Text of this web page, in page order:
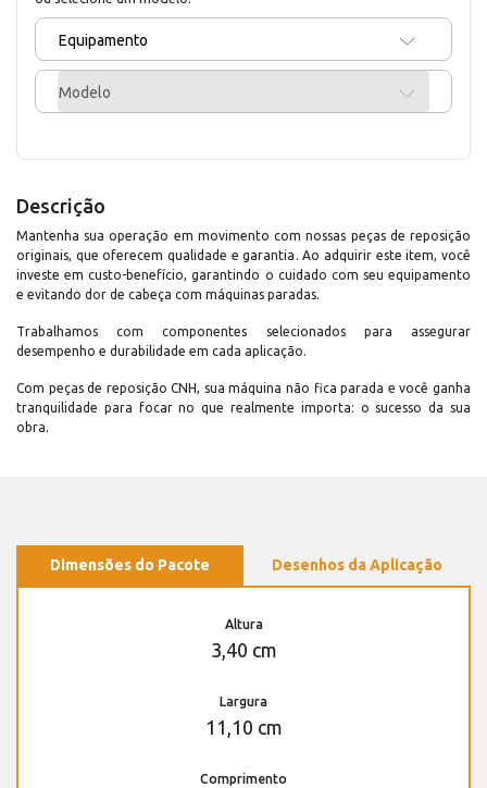
Equipamento
Modelo
Descrição
Mantenha sua operação em movimento com nossas peças de reposição
originais, que oferecem qualidade e garantia. Ao adquirir este item, você
investe em custo-benefício, garantindo o cuidado com seu equipamento
e evitando dor de cabeça com máquinas paradas.
Trabalhamos com componentes selecionados para assegurar
desempenho e durabilidade em cada aplicação.
Com peças de reposição CNH, sua máquina não fica parada e você ganha
tranquilidade para focar no que realmente importa: o sucesso da sua
obra.
Dimensões do Pacote Desenhos da Aplicação
Altura
3,40 cm
Largura
11,10 cm
Comprimento